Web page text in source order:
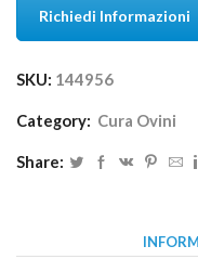
Richiedi Informazioni
SKU: 144956
Category: Cura Ovini
Share: